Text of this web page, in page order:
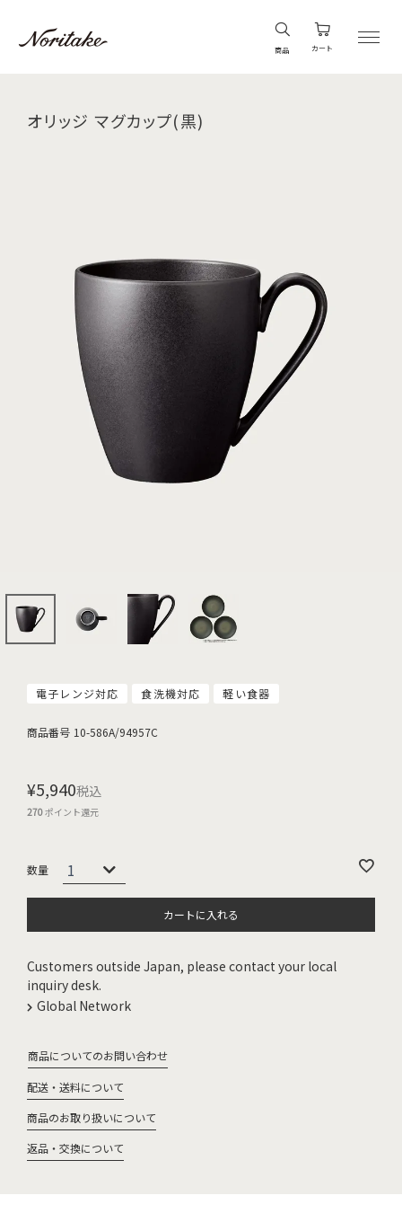
商品 カート
オリッジ マグカップ(黒)
電子レンジ対応 食洗機対応 軽い食器
商品番号 10-586A/94957C
¥5,940税込
270ポイント還元
カートに入れる
Customers outside Japan, please contact your local
inquiry desk.
Global Network
商品についてのお問い合わせ
配送・送料について
商品のお取り扱いについて
返品・交換について